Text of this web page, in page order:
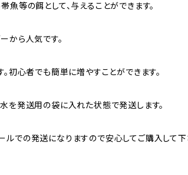
魚等の餌として、与えることができます。
から人気です。
初心者でも簡単に増やすことができます。
を発送用の袋に入れた状態で発送します。
での発送になりますので安心してご購入して下